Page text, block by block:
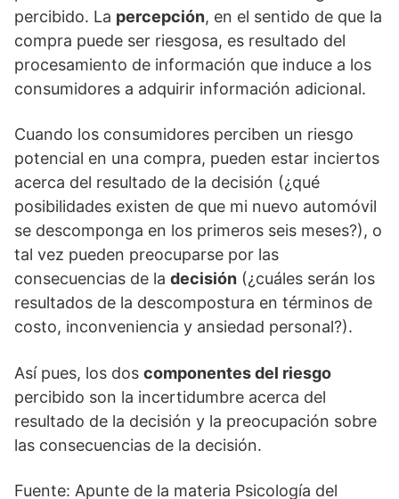
percibido. La percepción, en el sentido de que la
compra puede ser riesgosa, es resultado del
procesamiento de información que induce a los
consumidores a adquirir información adicional.
Cuando los consumidores perciben un riesgo
potencial en una compra, pueden estar inciertos
acerca del resultado de la decisión (¿qué
posibilidades existen de que mi nuevo automóvil
se descomponga en los primeros seis meses?), o
tal vez pueden preocuparse por las
consecuencias de la decisión (¿cuáles serán los
resultados de la descompostura en términos de
costo, inconveniencia y ansiedad personal?).
Así pues, los dos componentes del riesgo
percibido son la incertidumbre acerca del
resultado de la decisión y la preocupación sobre
las consecuencias de la decisión.
Fuente: Apunte de la materia Psicología del